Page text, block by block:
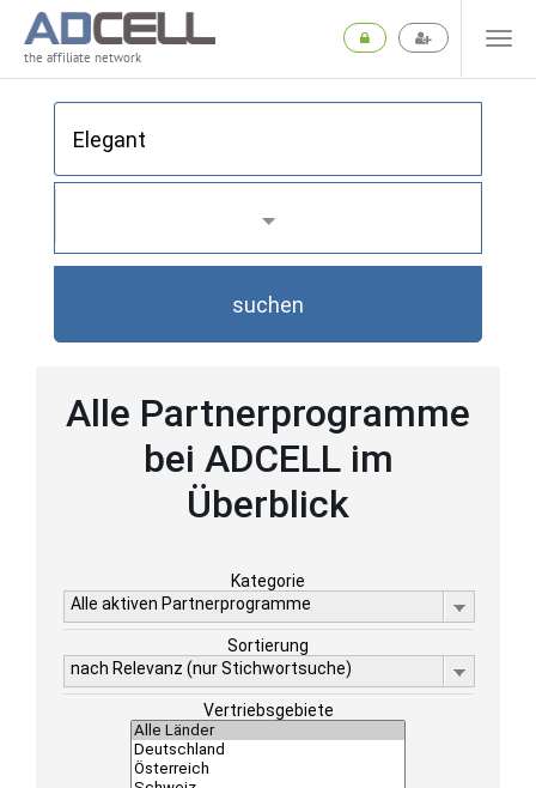
the affiliate network
suchen
Alle Partnerprogramme
bei ADCELL im
Überblick
Kategorie
Alle aktiven Partnerprogramme
Sortierung
nach Relevanz (nur Stichwortsuche)
Vertriebsgebiete